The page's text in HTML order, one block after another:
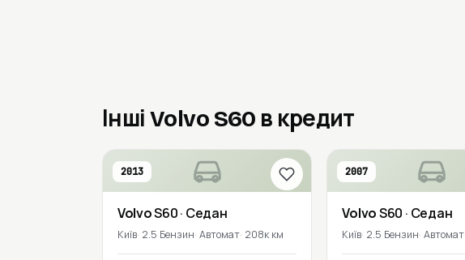
Інші Volvo S60 в кредит
2013
VolvoS60· Седан
Київ 2.5 Бензин Автомат 208к км
2007
VolvoS60 · Седан
Київ 2.5 Бензин Автомат